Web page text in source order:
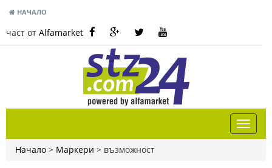
НАЧАЛО
част от Alfamarket
Начало > Маркери > възможност